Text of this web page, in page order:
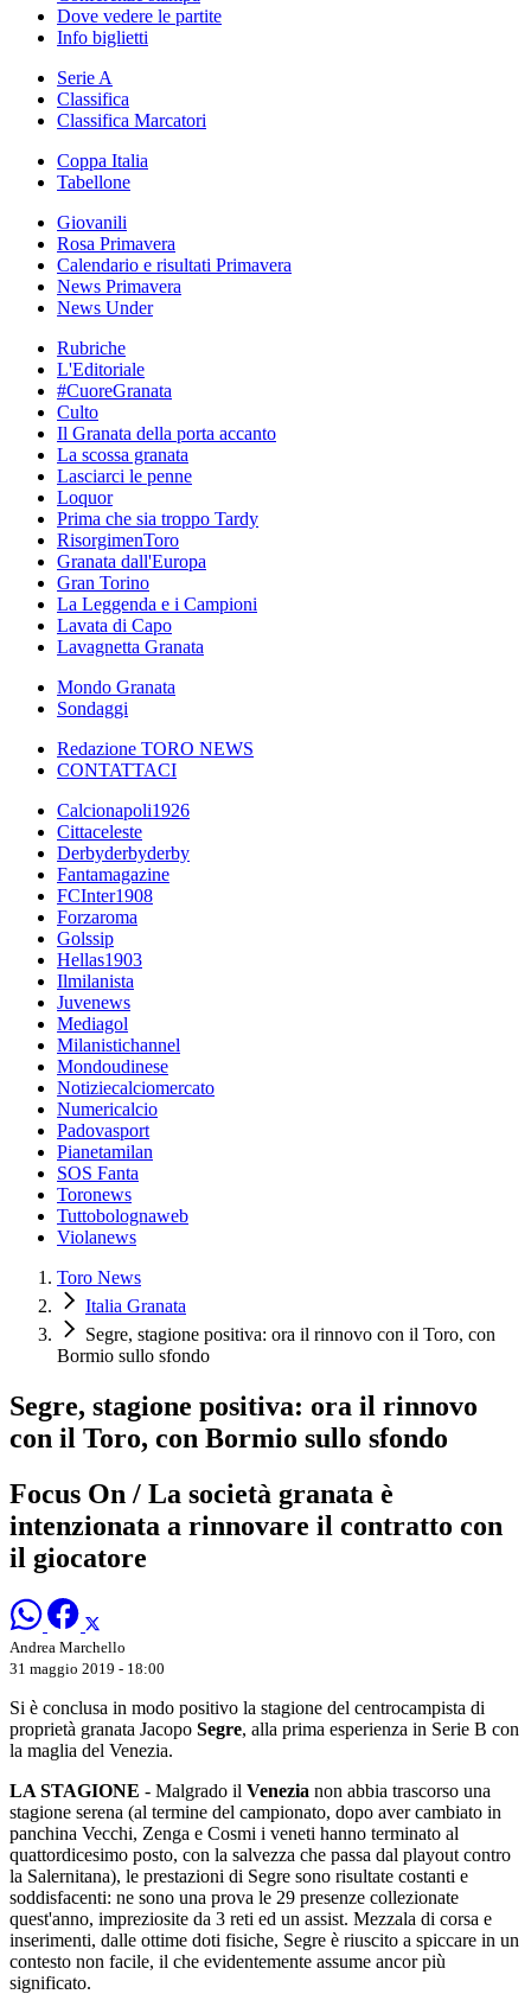
Dove vedere le partite
Info biglietti
Serie A
Classifica
Classifica Marcatori
Coppa Italia
Tabellone
Giovanili
Rosa Primavera
Calendario e risultati Primavera
News Primavera
News Under
Rubriche
L'Editoriale
#CuoreGranata
Culto
Il Granata della porta accanto
La scossa granata
Lasciarci le penne
Loquor
Prima che sia troppo Tardy
RisorgimenToro
Granata dall'Europa
Gran Torino
La Leggenda e i Campioni
Lavata di Capo
Lavagnetta Granata
Mondo Granata
Sondaggi
Redazione TORO NEWS
CONTATTACI
Calcionapoli1926
Cittaceleste
Derbyderbyderby
Fantamagazine
FCInter1908
Forzaroma
Golssip
Hellas1903
Ilmilanista
Juvenews
Mediagol
Milanistichannel
Mondoudinese
Notiziecalciomercato
Numericalcio
Padovasport
Pianetamilan
SOS Fanta
Toronews
Tuttobolognaweb
Violanews
Toro News
Italia Granata
Segre, stagione positiva: ora il rinnovo con il Toro, con
Bormio sullo sfondo
Segre, stagione positiva: ora il rinnovo
con il Toro, con Bormio sullo sfondo
Focus On / La società granata è
intenzionata a rinnovare il contratto con
il giocatore
Andrea Marchello
31 maggio 2019 - 18:00
Si è conclusa in modo positivo la stagione del centrocampista di
proprietà granata Jacopo Segre, alla prima esperienza in Serie B con
la maglia del Venezia.
LA STAGIONE - Malgrado il Venezia non abbia trascorso una
stagione serena (al termine del campionato, dopo aver cambiato in
panchina Vecchi, Zenga e Cosmi i veneti hanno terminato al
quattordicesimo posto, con la salvezza che passa dal playout contro
la Salernitana), le prestazioni di Segre sono risultate costanti e
soddisfacenti: ne sono una prova le 29 presenze collezionate
quest'anno, impreziosite da 3 reti ed un assist. Mezzala di corsa e
inserimenti, dalle ottime doti fisiche, Segre è riuscito a spiccare in un
contesto non facile, il che evidentemente assume ancor più
significato.